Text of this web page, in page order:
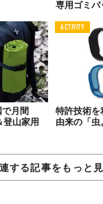
専用ゴミバ
月間
登山家用
ACTIVITY
特許技術を
由来の「虫
する記事をもっと